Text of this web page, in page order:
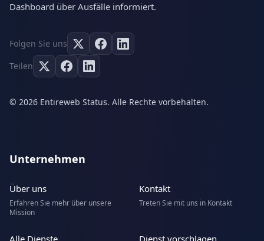
Dashboard über Ausfälle informiert.
Folgen Sie uns
Teilen
© 2026 Entireweb Status. Alle Rechte vorbehalten.
Unternehmen
Über uns
Erfahren Sie mehr über unsere
Mission
Kontakt
Treten Sie mit uns in Kontakt